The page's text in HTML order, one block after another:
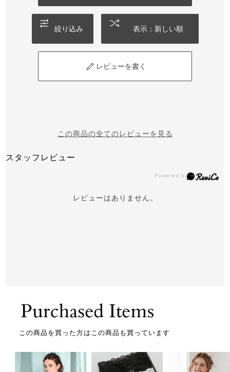
絞り込み 表示：新しい順
レビューを書く
この商品の全てのレビューを見る
スタッフレビュー
レビューはありません。
この商品を買った方はこの商品も買っています